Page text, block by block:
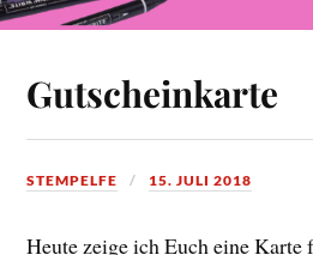
Gutscheinkarte
STEMPELFE 15. JULI 2018
Heute zeige ich Euch eine Karte